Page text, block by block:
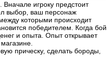
игроку предстоит
выбор, ваш персонаж
которыми происходит
победителем. Когда бой
и опыта. Опыт открывает
прическу, сделать бороды,